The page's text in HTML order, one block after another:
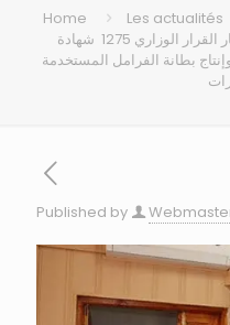
Home Les actualités
مناقشة مشروع نهاية التخرج في إطار القرار الوزاري 1275 شهادة
بطانة الفرامل المستخدمة
Published by